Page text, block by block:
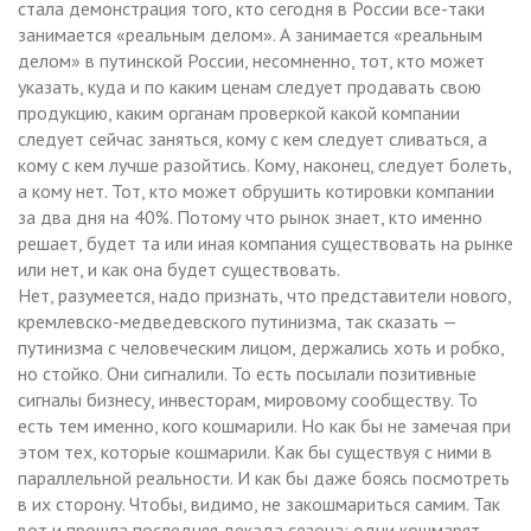
стала демонстрация того, кто сегодня в России все-таки
занимается «реальным делом». А занимается «реальным
делом» в путинской России, несомненно, тот, кто может
указать, куда и по каким ценам следует продавать свою
продукцию, каким органам проверкой какой компании
следует сейчас заняться, кому с кем следует сливаться, а
кому с кем лучше разойтись. Кому, наконец, следует болеть,
а кому нет. Тот, кто может обрушить котировки компании
за два дня на 40%. Потому что рынок знает, кто именно
решает, будет та или иная компания существовать на рынке
или нет, и как она будет существовать.
Нет, разумеется, надо признать, что представители нового,
кремлевско-медведевского путинизма, так сказать —
путинизма с человеческим лицом, держались хоть и робко,
но стойко. Они сигналили. То есть посылали позитивные
сигналы бизнесу, инвесторам, мировому сообществу. То
есть тем именно, кого кошмарили. Но как бы не замечая при
этом тех, которые кошмарили. Как бы существуя с ними в
параллельной реальности. И как бы даже боясь посмотреть
в их сторону. Чтобы, видимо, не закошмариться самим. Так